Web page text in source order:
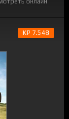
KP 7.548